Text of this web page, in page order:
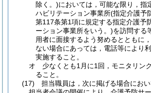
除く。)においては，可能な限り，指
ハビリテーション事業所(指定介護予
第117条第1項に規定する指定介護予
ーション事業所をいう。)を訪問する
用者に面接するよう努めるとともに
ない場合にあっては，電話等により
実施すること。
オ
少なくとも1月に1回，モニタリン
ること。
(17)
担当職員は，次に掲げる場合にお